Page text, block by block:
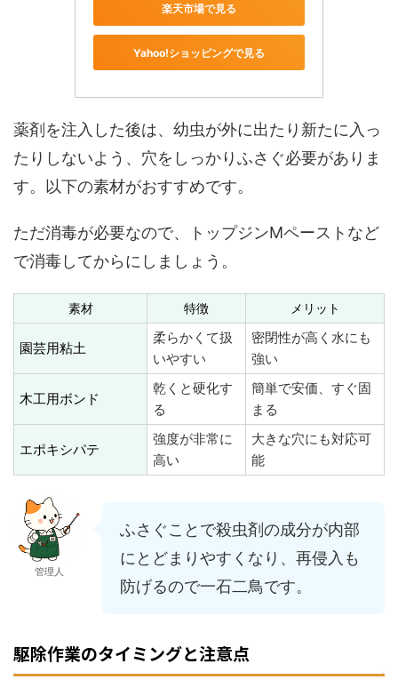
楽天市場で見る
Yahoo!ショッピングで見る
薬剤を注入した後は、幼虫が外に出たり新たに入っ
たりしないよう、穴をしっかりふさぐ必要がありま
す。以下の素材がおすすめです。
ただ消毒が必要なので、トップジンMペーストなど
で消毒してからにしましょう。
素材 特徴 メリット
園芸用粘土
柔らかくて扱
いやすい
密閉性が高く水にも
強い
木工用ボンド
乾くと硬化す
る
簡単で安価、すぐ固
まる
エポキシパテ
強度が非常に
高い
大きな穴にも対応可
能
管理人
ふさぐことで殺虫剤の成分が内部
にとどまりやすくなり、再侵入も
防げるので一石二鳥です。
駆除作業のタイミングと注意点